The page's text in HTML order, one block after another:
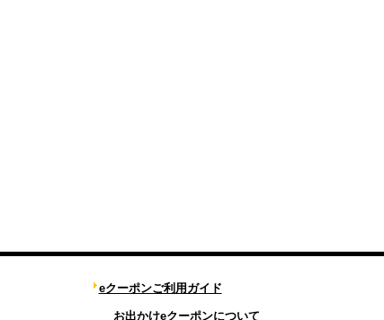
eクーポンご利用ガイド
お出かけeクーポンについて